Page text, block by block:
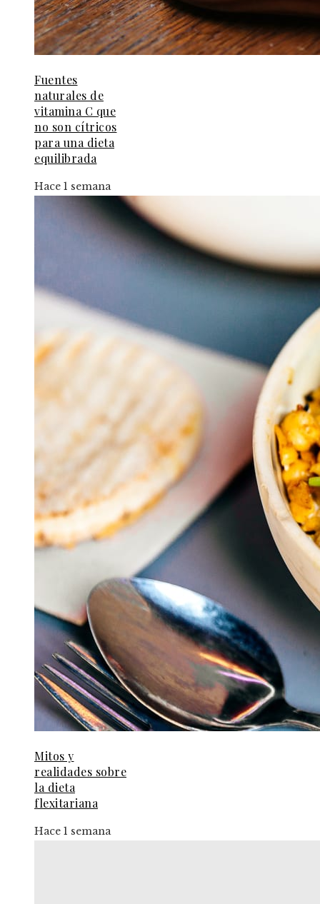
Fuentes
naturales de
vitamina C que
no son cítricos
para una dieta
equilibrada
Hace 1 semana
Mitos y
realidades sobre
la dieta
flexitariana
Hace 1 semana